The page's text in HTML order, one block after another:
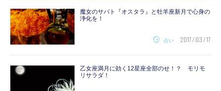
魔女のサバト『オスタラ』と牡羊座新月で心身の
浄化を！
占い 2017 / 03 / 17
乙女座満月に効く12星座全部のせ！？ モリモ
リサラダ！